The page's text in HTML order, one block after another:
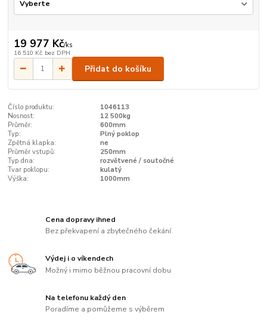
19 977 Kč/ks
16 510 Kč bez DPH
Přidat do košíku
Číslo produktu:
1046113
Nosnost:
12 500kg
Průměr:
600mm
Typ:
Plný poklop
Zpětná klapka:
ne
Průměr vstupů:
250mm
Typ dna:
rozvětvené / soutočné
Tvar poklopu:
kulatý
Výška:
1000mm
Cena dopravy ihned
Bez překvapení a zbytečného čekání
Výdej i o víkendech
Možný i mimo běžnou pracovní dobu
Na telefonu každý den
Poradíme a pomůžeme s výběrem